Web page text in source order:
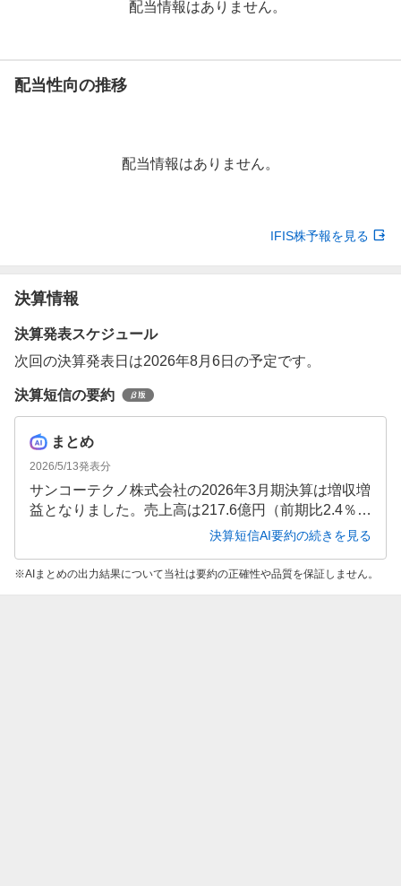
配当情報はありません。
配当性向の推移
配当情報はありません。
IFIS株予報を見る
決算情報
決算発表スケジュール
次回の決算発表日は2026年8月6日の予定です。
決算短信の要約
まとめ
2026/5/13発表分
サンコーテクノ株式会社の2026年3月期決算は増収増
益となりました。売上高は217.6億円（前期比2.4％
増）、営業利益17.93億円（同39.9％増）、経常利益
期純利益15.92億円（同43.2％増）を達成しました。
決算短信AI要約の続きを見る
AIまとめの出力結果について当社は要約の正確性や品質を保証しません。